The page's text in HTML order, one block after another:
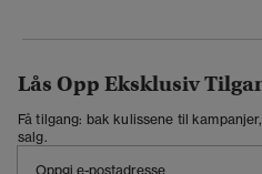
Lås Opp Eksklusiv
Få tilgang: bak kulissene til
salg.